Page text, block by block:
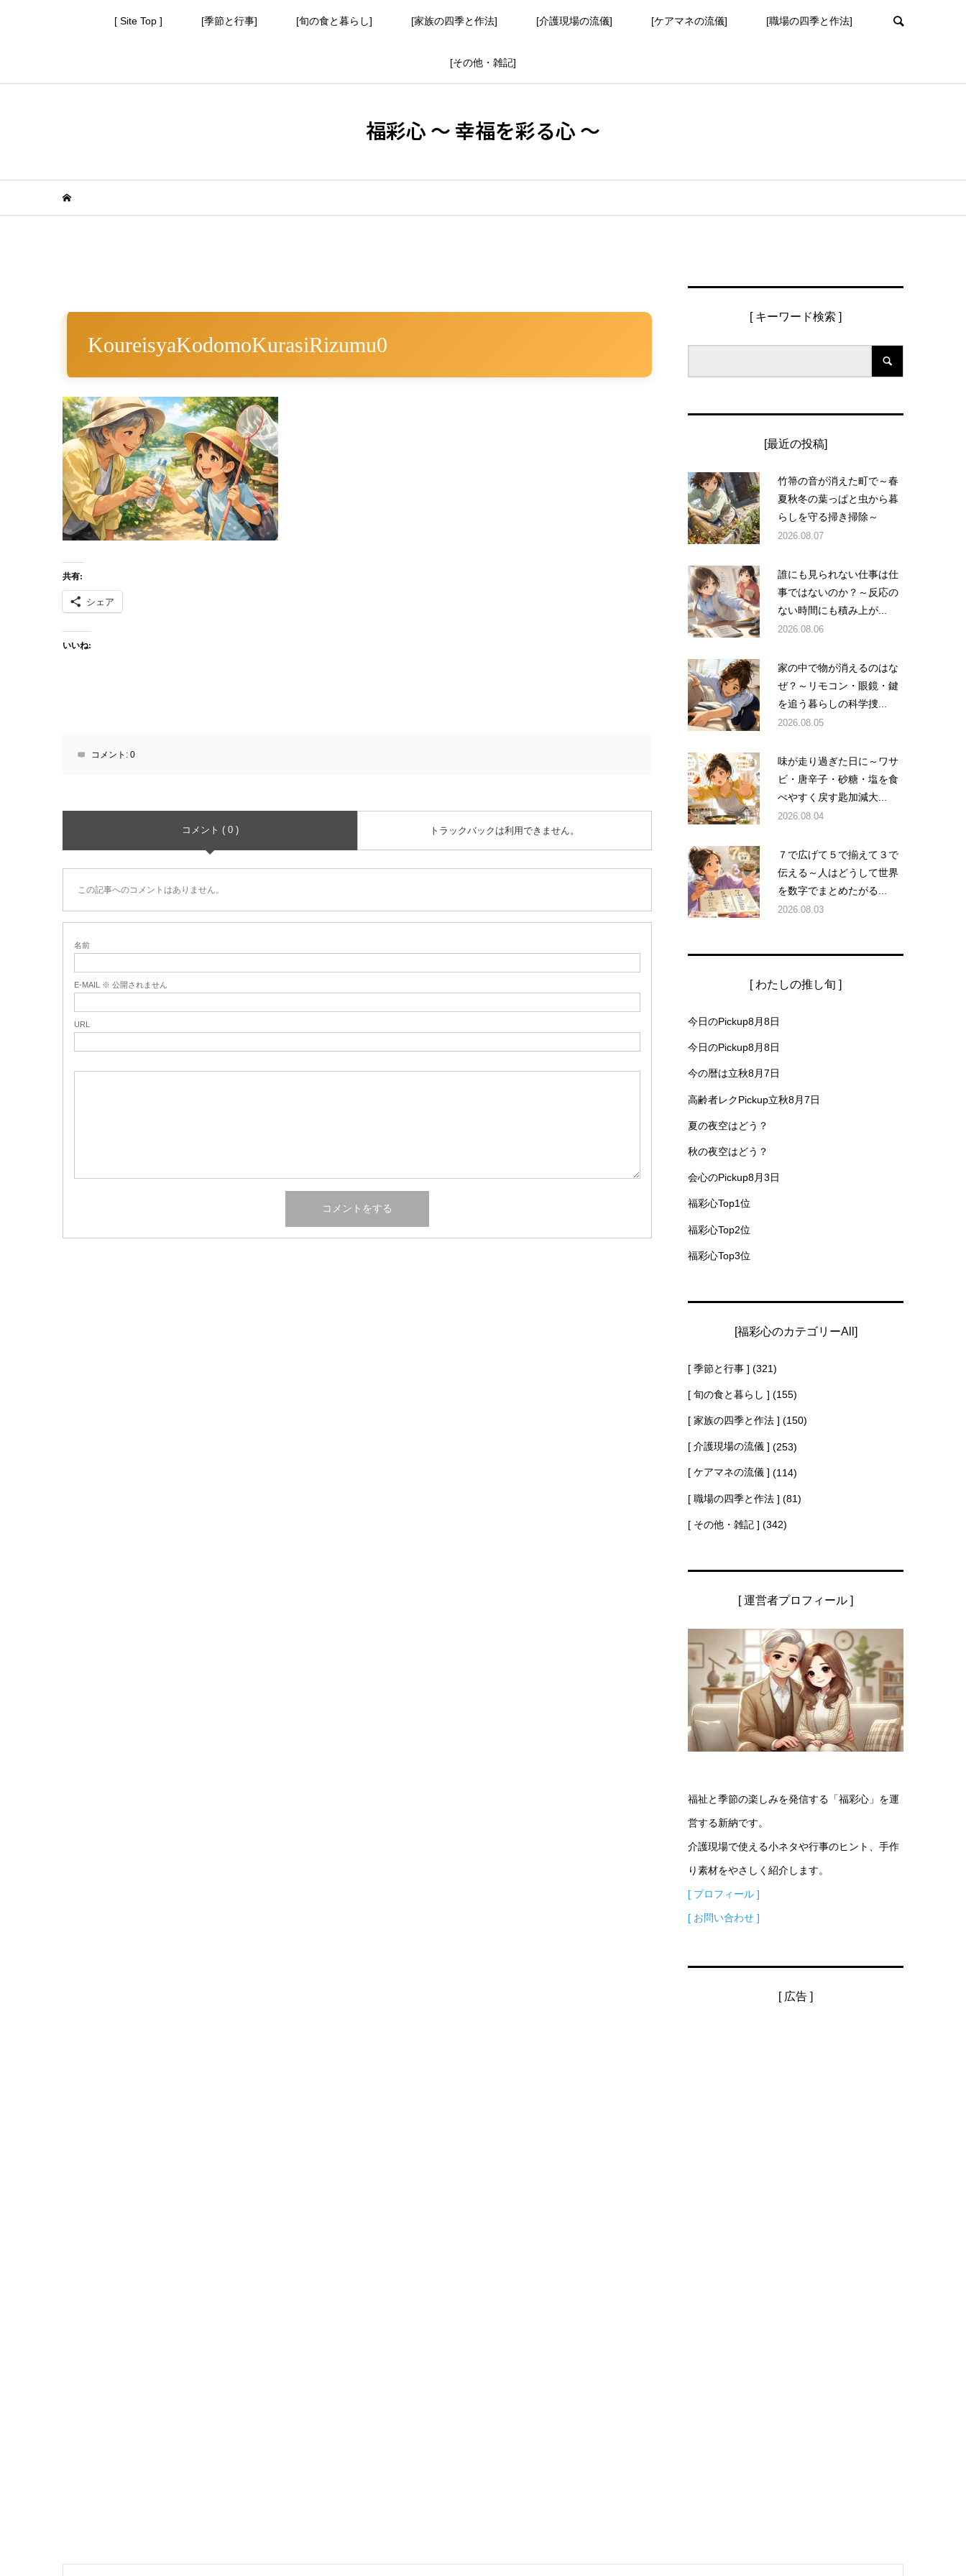
[ Site Top ] [季節と行事] [旬の食と暮らし] [家族の四季と作法] [介護現場の流儀] [ケアマネの流儀] [職場の四季と作法]
[その他・雑記]
福彩心 ～ 幸福を彩る心 ～
KoureisyaKodomoKurasiRizumu0
共有:
シェア
いいね:
コメント: 0
コメント ( 0 ) トラックバックは利用できません。
この記事へのコメントはありません。
名前
E-MAIL ※ 公開されません
URL
[ キーワード検索 ]
[最近の投稿]
竹箒の音が消えた町で～春
夏秋冬の葉っぱと虫から暮
らしを守る掃き掃除～
2026.08.07
誰にも見られない仕事は仕
事ではないのか？～反応の
ない時間にも積み上が...
2026.08.06
家の中で物が消えるのはな
ぜ？～リモコン・眼鏡・鍵
を追う暮らしの科学捜...
2026.08.05
味が走り過ぎた日に～ワサ
ビ・唐辛子・砂糖・塩を食
べやすく戻す匙加減大...
2026.08.04
７で広げて５で揃えて３で
伝える～人はどうして世界
を数字でまとめたがる...
2026.08.03
[ わたしの推し旬 ]
今日のPickup8月8日
今日のPickup8月8日
今の暦は立秋8月7日
高齢者レクPickup立秋8月7日
夏の夜空はどう？
秋の夜空はどう？
会心のPickup8月3日
福彩心Top1位
福彩心Top2位
福彩心Top3位
[福彩心のカテゴリーAll]
[ 季節と行事 ] (321)
[ 旬の食と暮らし ] (155)
[ 家族の四季と作法 ] (150)
[ 介護現場の流儀 ] (253)
[ ケアマネの流儀 ] (114)
[ 職場の四季と作法 ] (81)
[ その他・雑記 ] (342)
[ 運営者プロフィール ]
福祉と季節の楽しみを発信する「福彩心」を運
営する新納です。
介護現場で使える小ネタや行事のヒント、手作
り素材をやさしく紹介します。
[ プロフィール ]
[ お問い合わせ ]
[ 広告 ]